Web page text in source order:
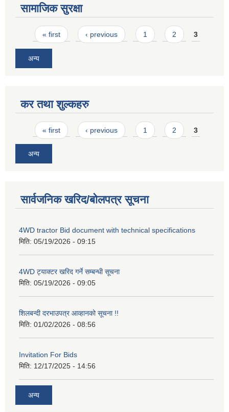
सामाजिक सुरक्षा
Pages
« first ‹ previous 1 2 3
अन्य
कर तथा शुल्कहरु
Pages
« first ‹ previous 1 2 3
अन्य
सार्वजनिक खरिद/बोलपत्र सूचना
4WD tractor Bid document with technical specifications
मिति: 05/19/2026 - 09:15
4WD ट्याक्टर खरिद गर्ने सम्बन्धी सूचना
मिति: 05/19/2026 - 09:05
शिलबन्दी दरभाउपत्र आव्हानको सूचना !!
मिति: 01/02/2026 - 08:56
Invitation For Bids
मिति: 12/17/2025 - 14:56
अन्य